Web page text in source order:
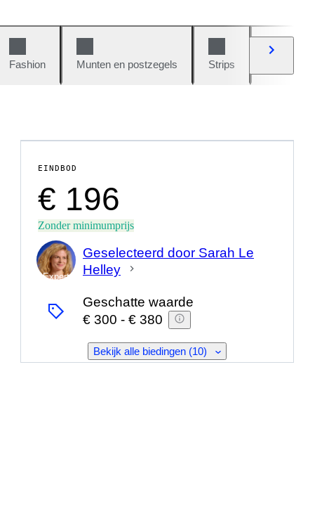
Fashion Munten en postzegels Strips
EINDBOD
€ 196
Zonder minimumprijs
Expert
Geselecteerd door Sarah Le
Helley
Geschatte waarde
€ 300 - € 380
Bekijk alle biedingen (10)